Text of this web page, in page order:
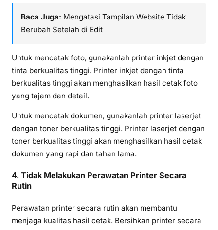
Baca Juga: Mengatasi Tampilan Website Tidak
Berubah Setelah di Edit
Untuk mencetak foto, gunakanlah printer inkjet dengan
tinta berkualitas tinggi. Printer inkjet dengan tinta
berkualitas tinggi akan menghasilkan hasil cetak foto
yang tajam dan detail.
Untuk mencetak dokumen, gunakanlah printer laserjet
dengan toner berkualitas tinggi. Printer laserjet dengan
toner berkualitas tinggi akan menghasilkan hasil cetak
dokumen yang rapi dan tahan lama.
4. Tidak Melakukan Perawatan Printer Secara
Rutin
Perawatan printer secara rutin akan membantu
menjaga kualitas hasil cetak. Bersihkan printer secara